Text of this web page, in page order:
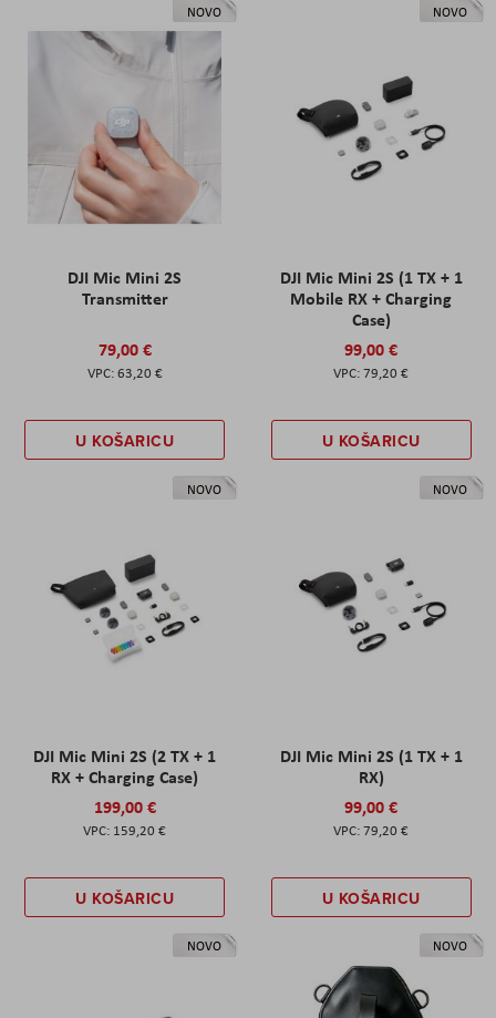
NOVO
DJI Mic Mini 2S
Transmitter
79,00 €
63,20 €
U KOŠARICU
NOVO
DJI Mic Mini 2S (1 TX + 1
Mobile RX + Charging
Case)
99,00 €
79,20 €
U KOŠARICU
NOVO
DJI Mic Mini 2S (2 TX + 1
RX + Charging Case)
199,00 €
159,20 €
U KOŠARICU
NOVO
DJI Mic Mini 2S (1 TX + 1
RX)
99,00 €
79,20 €
U KOŠARICU
NOVO NOVO